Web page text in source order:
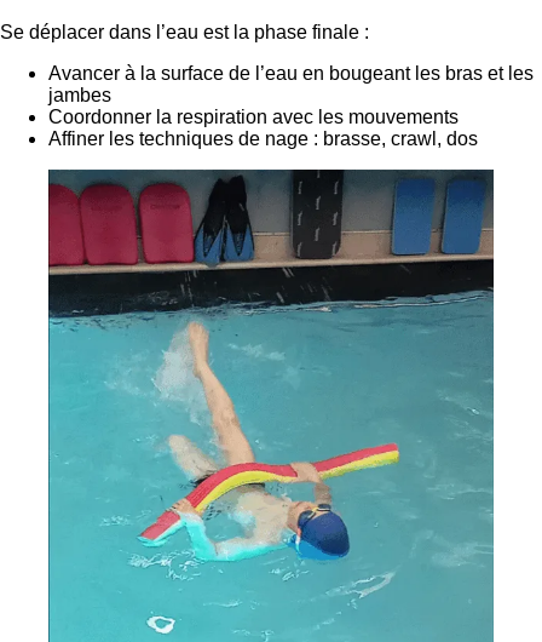
Se déplacer dans l’eau est la phase finale :
Avancer à la surface de l’eau en bougeant les bras et les
jambes
Coordonner la respiration avec les mouvements
Affiner les techniques de nage : brasse, crawl, dos